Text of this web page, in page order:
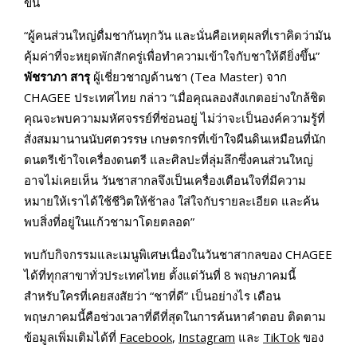
“ผู้คนส่วนใหญ่ดื่มชากันทุกวัน และนั่นคือเหตุผลที่เราคิดว่ามัน
คุ้มค่าที่จะหยุดพักสักครู่เพื่อทำความเข้าใจกับชาให้ดียิ่งขึ้น”
พัชราภา สารุผู้เชี่ยวชาญด้านชา (Tea Master) จาก
CHAGEE ประเทศไทย กล่าว “เมื่อคุณลองสังเกตอย่างใกล้ชิด
คุณจะพบความมหัศจรรย์ที่ซ่อนอยู่ ไม่ว่าจะเป็นองค์ความรู้ที่
สั่งสมมานานนับศตวรรษ เกษตรกรที่เข้าใจผืนดินเหมือนที่นัก
ดนตรีเข้าใจเครื่องดนตรี และศิลปะที่ลุ่มลึกซึ่งคนส่วนใหญ่
อาจไม่เคยเห็น วันชาสากลจึงเป็นเครื่องเตือนใจที่มีความ
หมายให้เราได้ใช้ชีวิตให้ช้าลง ใส่ใจกับรายละเอียด และค้น
พบสิ่งที่อยู่ในแก้วชามาโดยตลอด”
พบกับกิจกรรมและเมนูพิเศษเนื่องในวันชาสากลของ CHAGEE
ได้ที่ทุกสาขาทั่วประเทศไทย ตั้งแต่วันที่ 8 พฤษภาคมนี้
สำหรับใครที่เคยสงสัยว่า “ชาที่ดี” เป็นอย่างไร เดือน
พฤษภาคมนี้คือช่วงเวลาที่ดีที่สุดในการค้นหาคำตอบ ติดตาม
ข้อมูลเพิ่มเติมได้ที่ Facebook, Instagram และ TikTok ของ